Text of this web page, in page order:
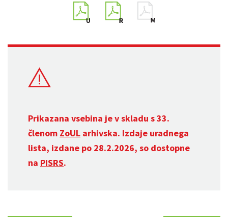
Prikazana vsebina je v skladu s 33.
členom ZoUL arhivska. Izdaje uradnega
lista, izdane po 28.2.2026, so dostopne
na PISRS.